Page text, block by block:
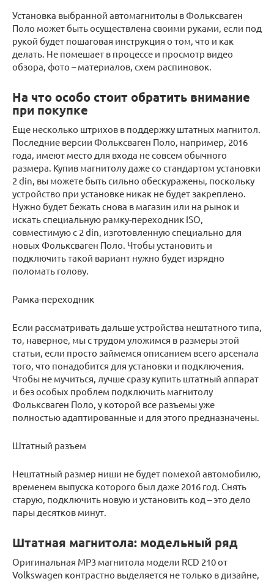
Установка выбранной автомагнитолы в Фольксваген
Поло может быть осуществлена своими руками, если под
рукой будет пошаговая инструкция о том, что и как
делать. Не помешает в процессе и просмотр видео
обзора, фото – материалов, схем распиновок.
На что особо стоит обратить внимание
при покупке
Еще несколько штрихов в поддержку штатных магнитол.
Последние версии Фольксваген Поло, например, 2016
года, имеют место для входа не совсем обычного
размера. Купив магнитолу даже со стандартом установки
2 din, вы можете быть сильно обескуражены, поскольку
устройство при установке никак не будет закреплено.
Нужно будет бежать снова в магазин или на рынок и
искать специальную рамку-переходник ISO,
совместимую с 2 din, изготовленную специально для
новых Фольксваген Поло. Чтобы установить и
подключить такой вариант нужно будет изрядно
поломать голову.
Рамка-переходник
Если рассматривать дальше устройства нештатного типа,
то, наверное, мы с трудом уложимся в размеры этой
статьи, если просто займемся описанием всего арсенала
того, что понадобится для установки и подключения.
Чтобы не мучиться, лучше сразу купить штатный аппарат
и без особых проблем подключить магнитолу
Фольксваген Поло, у которой все разъемы уже
полностью адаптированные и для этого предназначены.
Штатный разъем
Нештатный размер ниши не будет помехой автомобилю,
временем выпуска которого был даже 2016 год. Снять
старую, подключить новую и установить код – это дело
пары десятков минут.
Штатная магнитола: модельный ряд
Оригинальная МР3 магнитола модели RCD 210 от
Volkswagen контрастно выделяется не только в дизайне,